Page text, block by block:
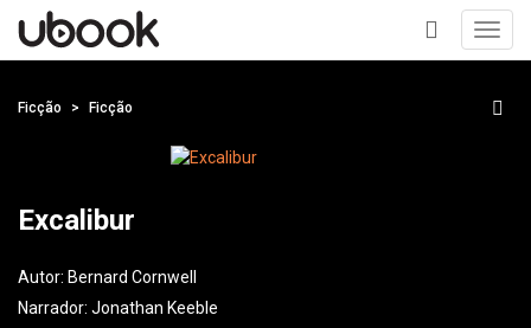
+
Ficção Ficção
Excalibur
Autor: Bernard Cornwell
Narrador: Jonathan Keeble